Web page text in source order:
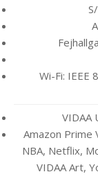
Wi-Fi: IEEE
VIDAA
Amazon Prime
NBA, Netflix,
VIDAA Art,